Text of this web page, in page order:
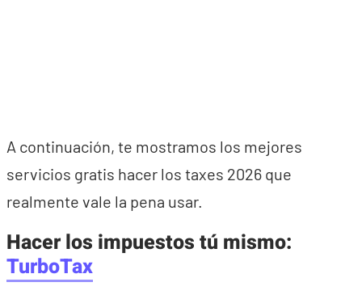
A continuación, te mostramos los mejores
servicios gratis hacer los taxes 2026 que
realmente vale la pena usar.
Hacer los impuestos tú mismo:
TurboTax